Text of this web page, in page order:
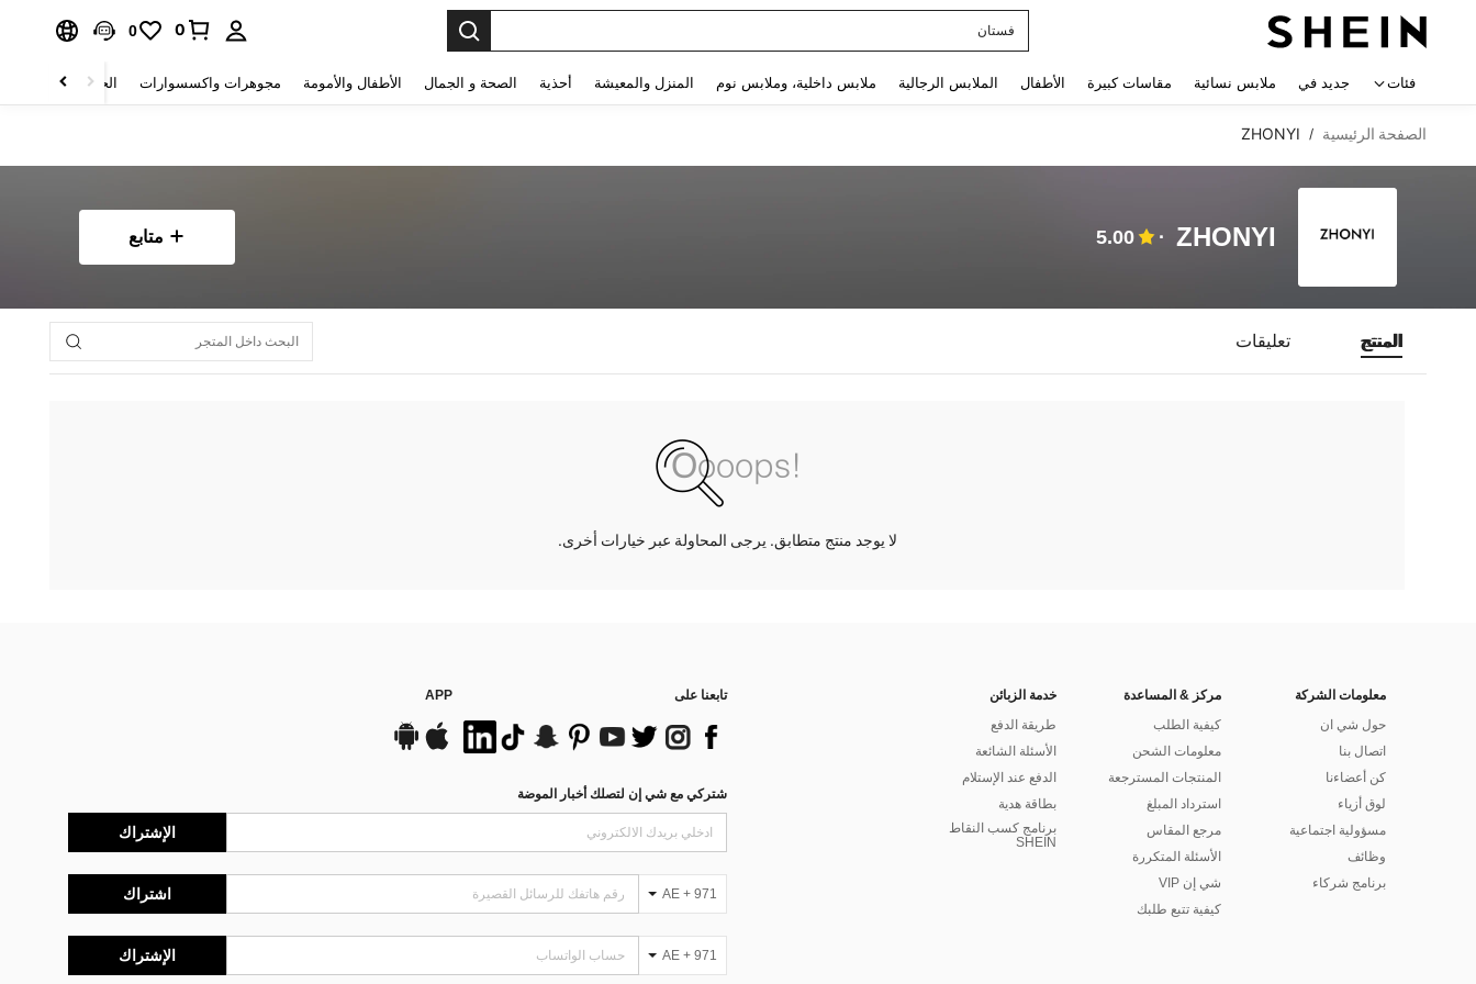
فستان
0
0
فئات جديد في ملابس نسائية مقاسات كبيرة الأطفال الملابس الرجالية ملابس داخلية، وملابس نوم المنزل والمعيشة أحذية الصحة و الجمال الأطفال والأمومة مجوهرات واكسسوارات الحقائب والأمتعة
الصفحة الرئيسية /
ZHONYI
ZHONYI
5.00 متابع
المنتج تعليقات
لا يوجد منتج متطابق. يرجى المحاولة عبر خيارات أخرى.
معلومات الشركة
حول شي ان
اتصال بنا
كن أعضاءنا
لوق أزياء
مسؤولية اجتماعية
وظائف
برنامج شركاء
مركز & المساعدة
كيفية الطلب
معلومات الشحن
المنتجات المسترجعة
استرداد المبلغ
مرجع المقاس
الأسئلة المتكررة
شي إن VIP
كيفية تتبع طلبك
خدمة الزبائن
طريقة الدفع
الأسئلة الشائعة
الدفع عند الإستلام
بطاقة هدية
برنامج كسب النقاط
SHEIN
تابعنا على APP
شتركي مع شي إن لتصلك أخبار الموضة
الإشتراك
AE + 971 اشتراك
AE + 971 الإشتراك